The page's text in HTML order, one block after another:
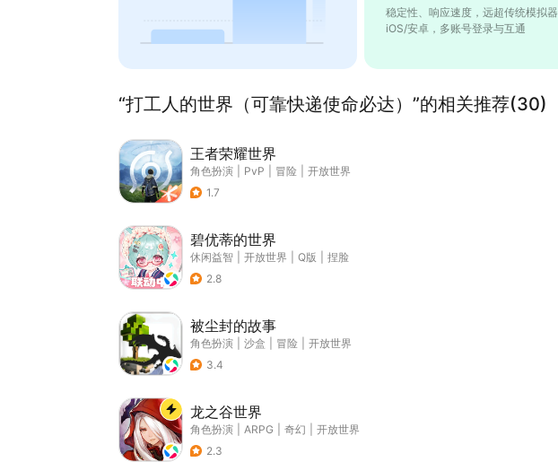
稳定性、响应速度，远超传统模拟器
iOS/安卓，多账号登录与互通
“打工人的世界（可靠快递使命必达）”的相关推荐(30)
王者荣耀世界
角色扮演 PvP 冒险
开放世界
1.7
碧优蒂的世界
休闲益智 开放世界 Q版
捏脸
2.8
被尘封的故事
角色扮演 沙盒 冒险
开放世界
3.4
龙之谷世界
角色扮演 ARPG 奇幻
开放世界
2.3